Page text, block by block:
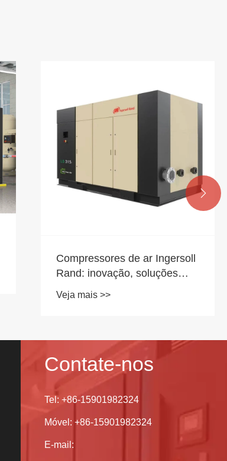
Compressores de ar Ingersoll
Rand: inovação, soluções
industriais e liderança global
Veja mais >>

Contate-nos
Tel: +86-15901982324
Móvel: +86-15901982324
E-mail: